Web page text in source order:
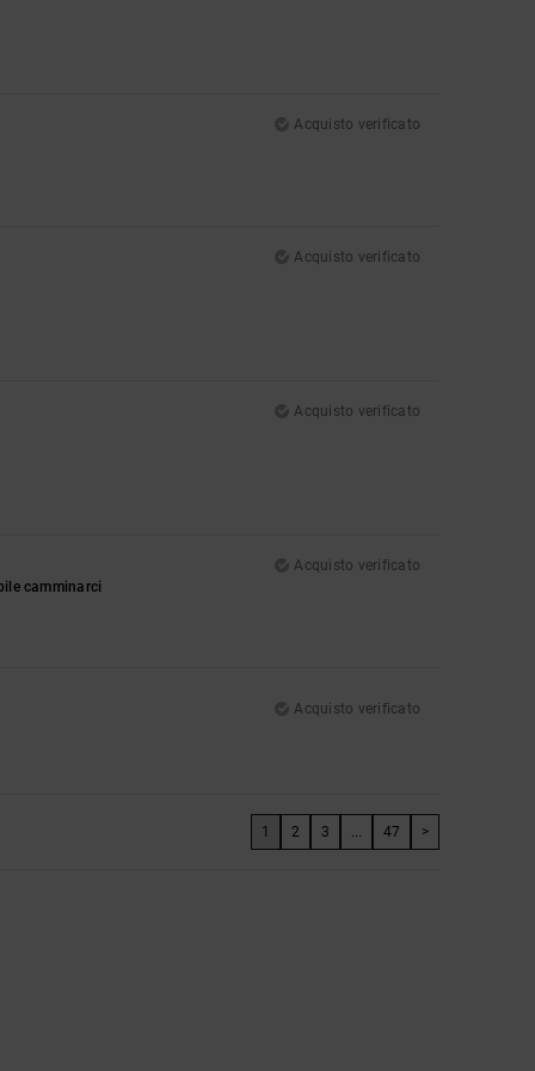
Acquisto verificato
Acquisto verificato
Acquisto verificato
Acquisto verificato
camminarci
Acquisto verificato
1 2 3 ... 47 >